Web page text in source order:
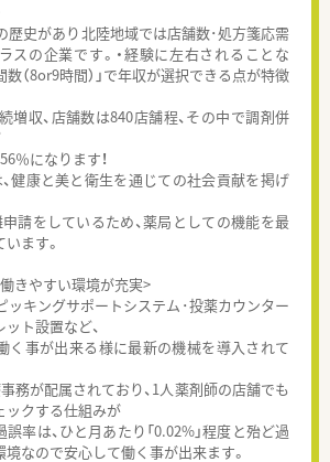
歴史があり北陸地域では店舗数･処方箋応需
スの企業です。・経験に左右されることな
数（8or9時間）」で年収が選択できる点が特徴
増収、店舗数は840店舗程、その中で調剤併
％になります！
、健康と美と衛生を通じての社会貢献を掲げ
申請をしているため、薬局としての機能を最
ます。
きやすい環境が充実>
ッキングサポートシステム･投薬カウンター
ト設置など、
く事が出来る様に最新の機械を導入されて
務が配属されており、1人薬剤師の店舗でも
ックする仕組みが
率は、ひと月あたり「0.02%」程度と殆ど過
なので安心して働く事が出来ます。